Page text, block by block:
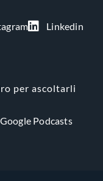
Linkedin
per ascoltarli
Google Podcasts